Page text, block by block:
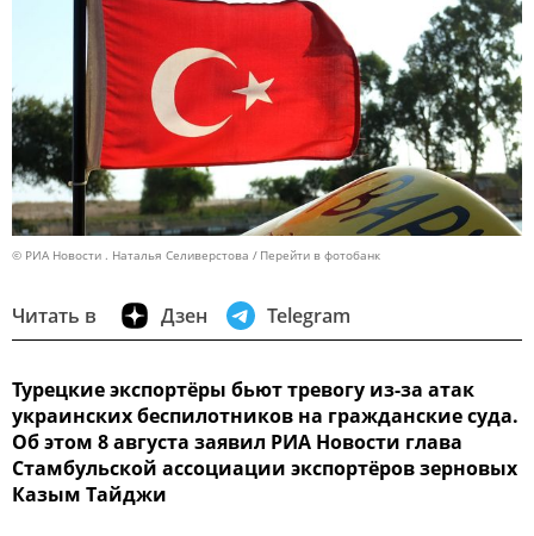
© РИА Новости . Наталья Селиверстова Перейти в фотобанк
Читать в Дзен Telegram
Турецкие экспортёры бьют тревогу из-за атак
украинских беспилотников на гражданские суда.
Об этом 8 августа заявил РИА Новости глава
Стамбульской ассоциации экспортёров зерновых
Казым Тайджи